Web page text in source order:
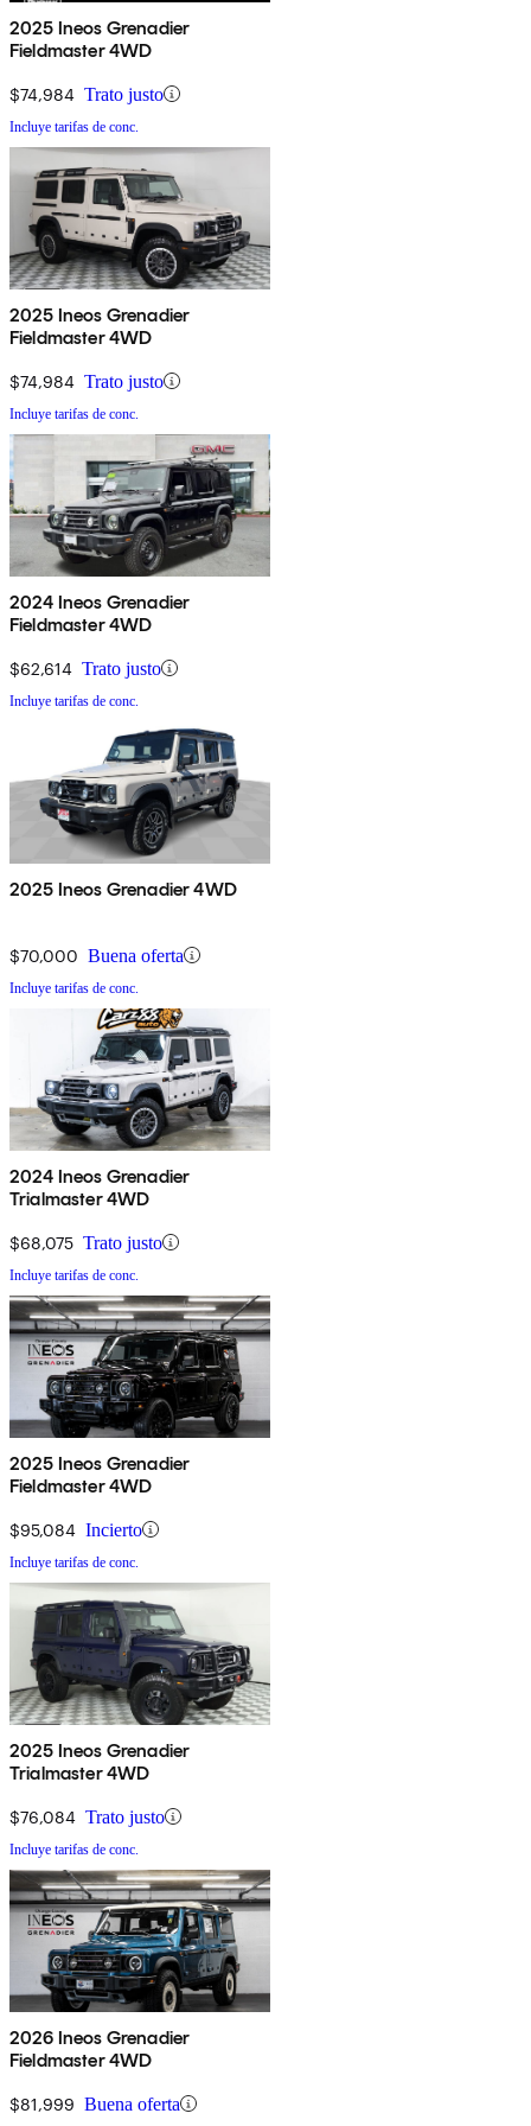
2025 Ineos Grenadier
Fieldmaster 4WD
$74,984 Trato justo
Incluye tarifas de conc.
2025 Ineos Grenadier
Fieldmaster 4WD
$74,984 Trato justo
Incluye tarifas de conc.
2024 Ineos Grenadier
Fieldmaster 4WD
$62,614 Trato justo
Incluye tarifas de conc.
2025 Ineos Grenadier 4WD
$70,000 Buena oferta
Incluye tarifas de conc.
2024 Ineos Grenadier
Trialmaster 4WD
$68,075 Trato justo
Incluye tarifas de conc.
2025 Ineos Grenadier
Fieldmaster 4WD
$95,084 Incierto
Incluye tarifas de conc.
2025 Ineos Grenadier
Trialmaster 4WD
$76,084 Trato justo
Incluye tarifas de conc.
2026 Ineos Grenadier
Fieldmaster 4WD
$81,999 Buena oferta